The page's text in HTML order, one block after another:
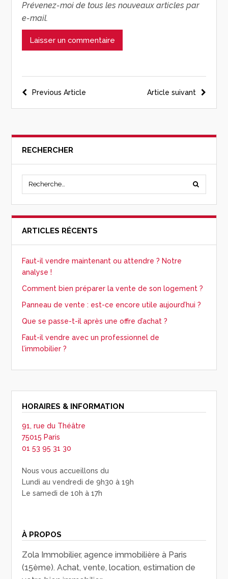
Prévenez-moi de tous les nouveaux articles par
e-mail.
Article suivant
Previous Article
RECHERCHER
ARTICLES RÉCENTS
Faut-il vendre maintenant ou attendre ? Notre
analyse !
Comment bien préparer la vente de son logement ?
Panneau de vente : est-ce encore utile aujourd’hui ?
Que se passe-t-il après une offre d’achat ?
Faut-il vendre avec un professionnel de
l’immobilier ?
HORAIRES & INFORMATION
91, rue du Théâtre
75015 Paris
01 53 95 31 30
Nous vous accueillons du
Lundi au vendredi de 9h30 à 19h
Le samedi de 10h à 17h
À PROPOS
Zola Immobilier, agence immobilière à Paris
(15ème). Achat, vente, location, estimation de